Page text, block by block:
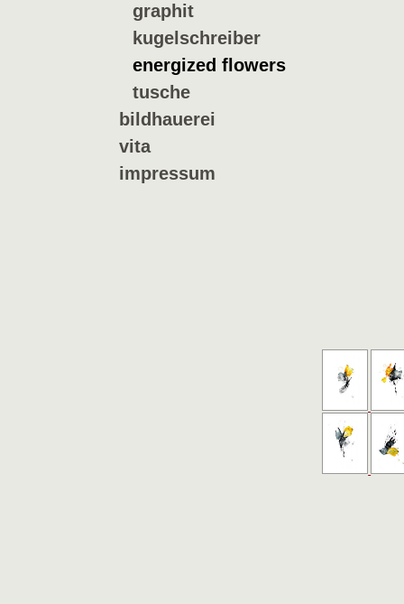
graphit
kugelschreiber
energized flowers
tusche
bildhauerei
vita
impressum